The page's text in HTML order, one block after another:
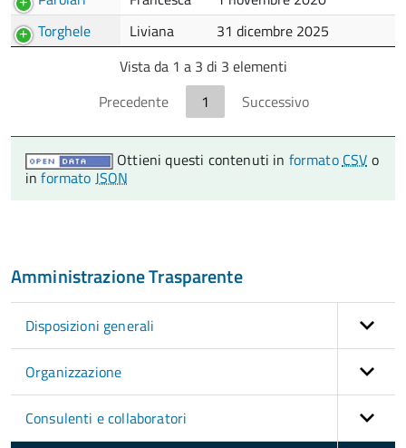
Torghele
Liviana
31 dicembre 2025
Vista da 1 a 3 di 3 elementi
Precedente
1 Successivo
Ottieni questi contenuti in formatoCSV o
informato JSON
Amministrazione Trasparente
Disposizioni generali
Organizzazione
Consulenti e collaboratori